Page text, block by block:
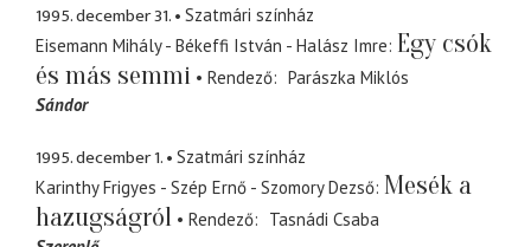
1995. december 31.
Szatmári színház
Eisemann Mihály - Békeffi István - Halász Imre Egy csók
és más semmi
Rendező
Parászka Miklós
Sándor
1995. december 1.
Szatmári színház
Karinthy Frigyes - Szép Ernő - Szomory Dezső Mesék a
hazugságról
Rendező
Tasnádi Csaba